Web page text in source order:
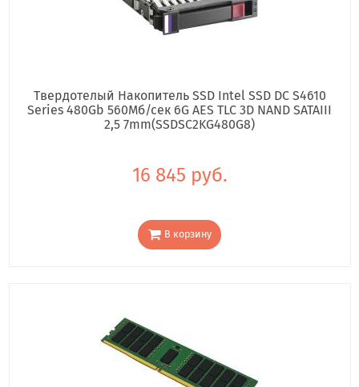
Твердотелый Накопитель SSD Intel SSD DC S4610
Series 480Gb 560Мб/сек 6G AES TLC 3D NAND SATAIII
2,5 7mm(SSDSC2KG480G8)
16 845 руб.
В корзину